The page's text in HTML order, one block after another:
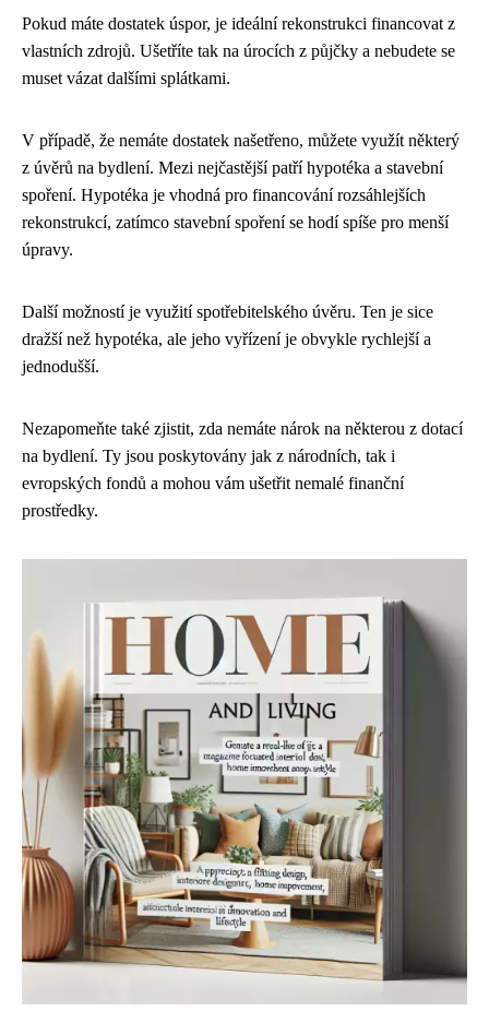
Pokud máte dostatek úspor, je ideální rekonstrukci financovat z
vlastních zdrojů. Ušetříte tak na úrocích z půjčky a nebudete se
muset vázat dalšími splátkami.
V případě, že nemáte dostatek našetřeno, můžete využít některý
z úvěrů na bydlení. Mezi nejčastější patří hypotéka a stavební
spoření. Hypotéka je vhodná pro financování rozsáhlejších
rekonstrukcí, zatímco stavební spoření se hodí spíše pro menší
úpravy.
Další možností je využití spotřebitelského úvěru. Ten je sice
dražší než hypotéka, ale jeho vyřízení je obvykle rychlejší a
jednodušší.
Nezapomeňte také zjistit, zda nemáte nárok na některou z dotací
na bydlení. Ty jsou poskytovány jak z národních, tak i
evropských fondů a mohou vám ušetřit nemalé finanční
prostředky.